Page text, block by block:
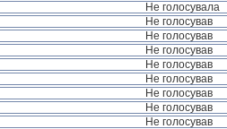
Не голосувала
Не голосував
Не голосував
Не голосував
Не голосував
Не голосував
Не голосував
Не голосував
Не голосував